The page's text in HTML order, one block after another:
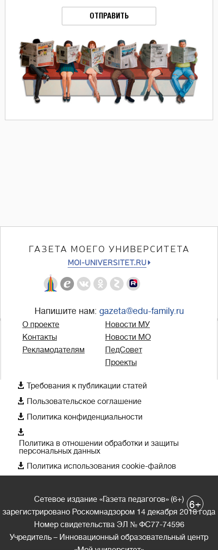
ОТПРАВИТЬ
ГАЗЕТА МОЕГО УНИВЕРСИТЕТА
MOI-UNIVERSITET.RU
Напишите нам: gazeta@edu-family.ru
О проекте
Контакты
Рекламодателям
Новости МУ
Новости МО
ПедСовет
Проекты
 Требования к публикации статей
 Пользовательское соглашение
 Политика конфиденциальности

Политика в отношении обработки и защиты
персональных данных
 Политика использования cookie-файлов
Сетевое издание «Газета педагогов» (6+)
зарегистрировано Роскомнадзором 14 декабря 2018 года
Номер свидетельства ЭЛ № ФС77-74596
Учредитель – Инновационный образовательный центр
6+